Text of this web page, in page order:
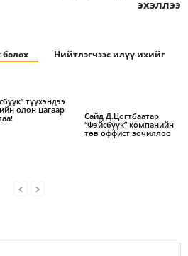
эхэллээ
Нийтлэгчээс илүү ихийг
түүхэндээ
олон цагаар
Сайд Д.Цогтбаатар
“Фэйсбүүк” компанийн
төв оффист зочиллоо